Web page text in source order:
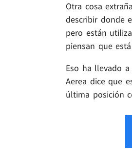
Otra cosa
describir donde
pero están
piensan que
Eso ha llevado
Aerea dice que
última posición